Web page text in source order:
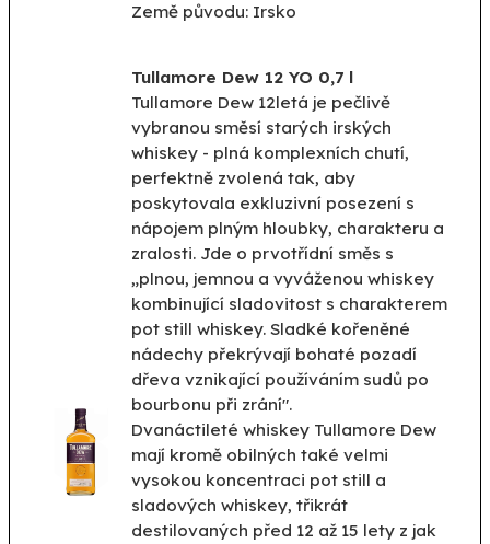
Země původu: Irsko
Tullamore Dew 12 YO 0,7 l
Tullamore Dew 12letá je pečlivě
vybranou směsí starých irských
whiskey - plná komplexních chutí,
perfektně zvolená tak, aby
poskytovala exkluzivní posezení s
nápojem plným hloubky, charakteru a
zralosti. Jde o prvotřídní směs s
„plnou, jemnou a vyváženou whiskey
kombinující sladovitost s charakterem
pot still whiskey. Sladké kořeněné
nádechy překrývají bohaté pozadí
dřeva vznikající používáním sudů po
bourbonu při zrání".
Dvanáctileté whiskey Tullamore Dew
mají kromě obilných také velmi
vysokou koncentraci pot still a
sladových whiskey, třikrát
destilovaných před 12 až 15 lety z jak